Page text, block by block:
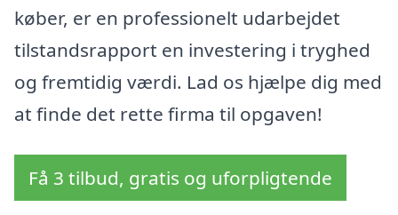
køber, er en professionelt udarbejdet
tilstandsrapport en investering i tryghed
og fremtidig værdi. Lad os hjælpe dig med
at finde det rette firma til opgaven!
Få 3 tilbud, gratis og uforpligtende